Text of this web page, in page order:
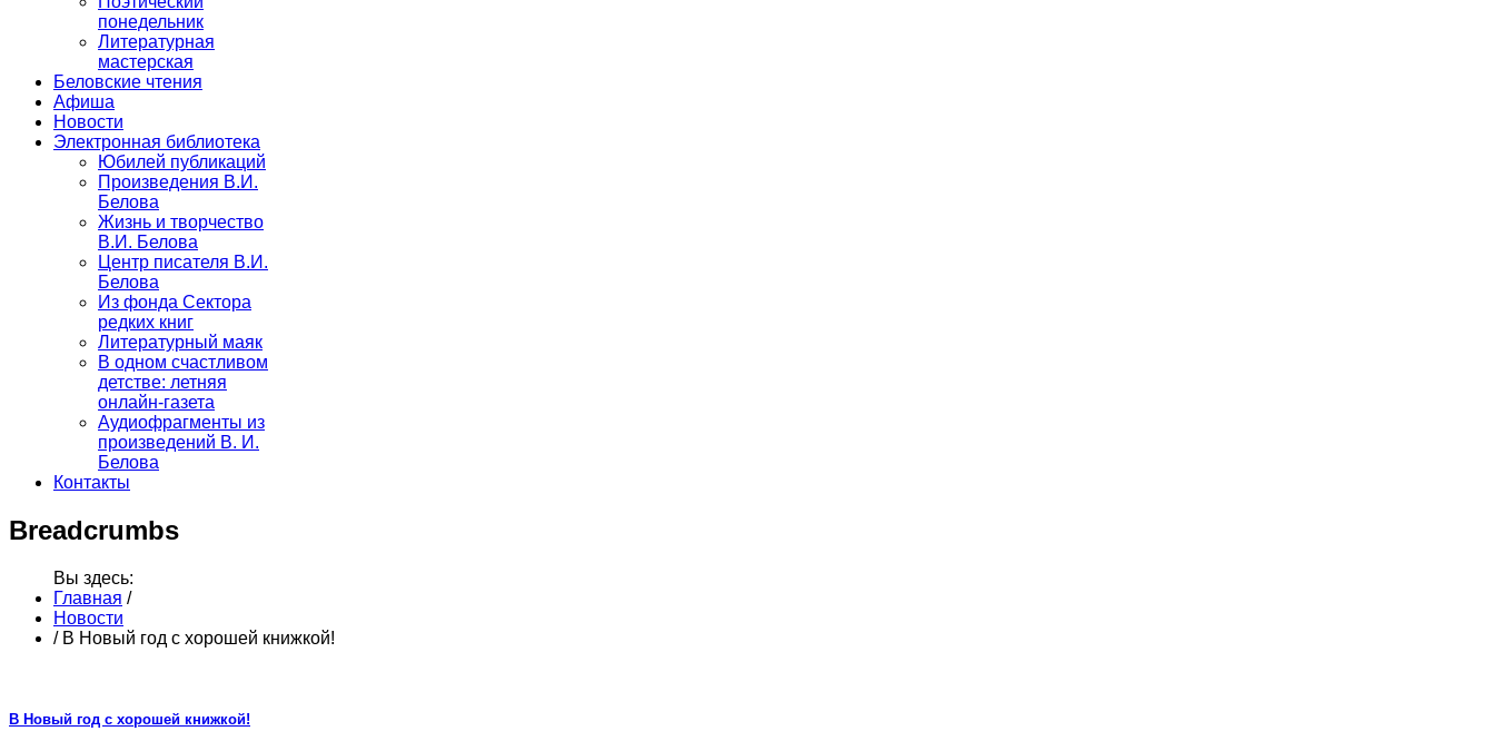
понедельник
Литературная
мастерская
Беловские чтения
Афиша
Новости
Электронная библиотека
Юбилей публикаций
Произведения В.И.
Белова
Жизнь и творчество
В.И. Белова
Центр писателя В.И.
Белова
Из фонда Сектора
редких книг
Литературный маяк
В одном счастливом
детстве: летняя
онлайн-газета
Аудиофрагменты из
произведений В. И.
Белова
Контакты
Breadcrumbs
Вы здесь:
Главная /
Новости
/ В Новый год с хорошей книжкой!
В Новый год с хорошей книжкой!